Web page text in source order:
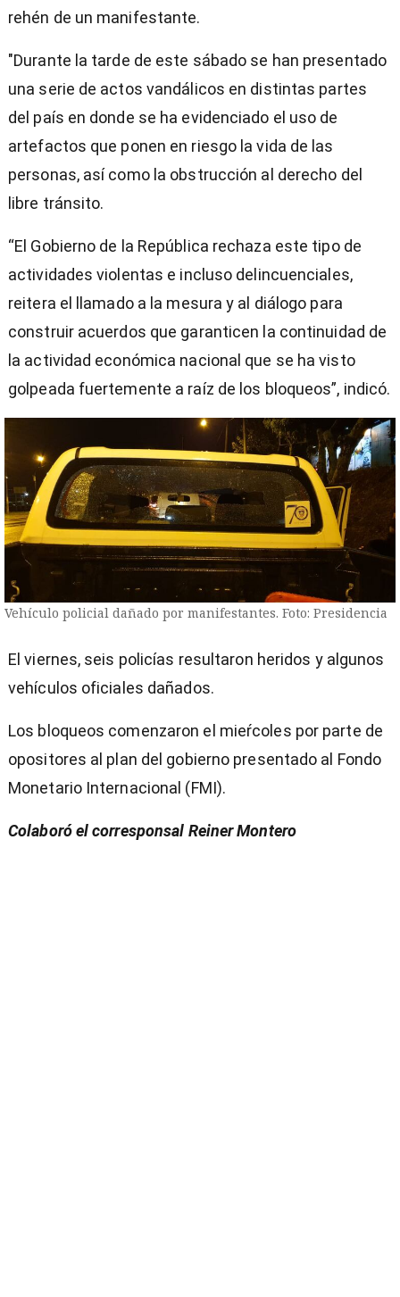
rehén de un manifestante.
"Durante la tarde de este sábado se han presentado
una serie de actos vandálicos en distintas partes
del país en donde se ha evidenciado el uso de
artefactos que ponen en riesgo la vida de las
personas, así como la obstrucción al derecho del
libre tránsito.
“El Gobierno de la República rechaza este tipo de
actividades violentas e incluso delincuenciales,
reitera el llamado a la mesura y al diálogo para
construir acuerdos que garanticen la continuidad de
la actividad económica nacional que se ha visto
golpeada fuertemente a raíz de los bloqueos”, indicó.
Vehículo policial dañado por manifestantes. Foto: Presidencia
El viernes, seis policías resultaron heridos y algunos
vehículos oficiales dañados.
Los bloqueos comenzaron el mieŕcoles por parte de
opositores al plan del gobierno presentado al Fondo
Monetario Internacional (FMI).
Colaboró el corresponsal Reiner Montero